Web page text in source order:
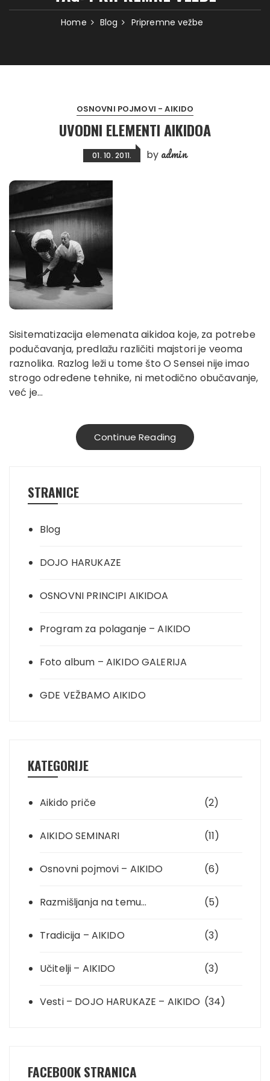
Home Blog Pripremne vežbe
OSNOVNI POJMOVI - AIKIDO
UVODNI ELEMENTI AIKIDOA
01. 10. 2011. by admin
Sisitematizacija elemenata aikidoa koje, za potrebe
podučavanja, predlažu različiti majstori je veoma
raznolika. Razlog leži u tome što O Sensei nije imao
strogo određene tehnike, ni metodično obučavanje,
već je…
Continue Reading
STRANICE
Blog
DOJO HARUKAZE
OSNOVNI PRINCIPI AIKIDOA
Program za polaganje – AIKIDO
Foto album – AIKIDO GALERIJA
GDE VEŽBAMO AIKIDO
KATEGORIJE
Aikido priče (2)
AIKIDO SEMINARI (11)
Osnovni pojmovi – AIKIDO (6)
Razmišljanja na temu… (5)
Tradicija – AIKIDO (3)
Učitelji – AIKIDO (3)
Vesti – DOJO HARUKAZE – AIKIDO (34)
FACEBOOK STRANICA